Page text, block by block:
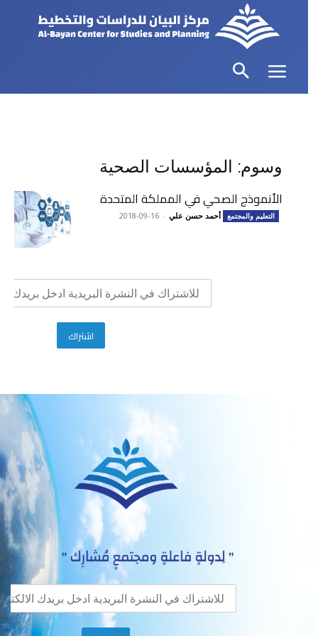
وسوم: المؤسسات الصحية
الأنموذج الصحي في المملكة المتحدة
التعليم والمجتمع أحمد حسن علي -
2018-09-16